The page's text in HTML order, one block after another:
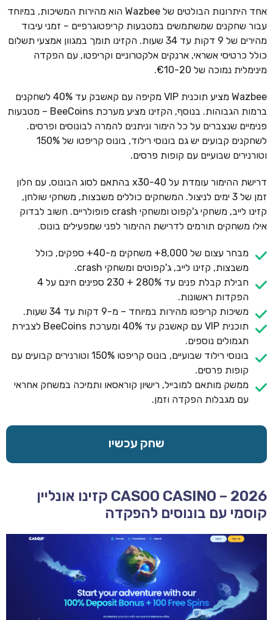
אחד היתרונות הבולטים של Wazbee הוא מהירות המשיכות, במיוחד
עבור שחקנים שמשתמשים במטבעות קריפטוגרפיים – זמני עיבוד
מהירים של 9 דקות עד 34 שעות. הקזינו תומך במגוון אמצעי תשלום
כולל כרטיסי אשראי, ארנקים אלקטרוניים וקריפטו, עם הפקדה
מינימלית נמוכה של €10-20.
Wazbee מציע תוכנית VIP מקיפה עם קאשבק עד 40% לשחקנים
ברמות הגבוהות. בנוסף, הקזינו מציע מערכת BeeCoins – מטבעות
פנימיים שנצברים על כל הימור וניתנים להמרה לבונוסים ופרסים.
לשחקנים קבועים יש גם בונוסי רילוד, בונוס קריפטו של 150%
וטורנירים שבועיים עם קופות פרסים.
דרישת ההימור עומדת על x30-40 בהתאם לסוג הבונוס, עם חלון
זמן של 3 ימים לניצול. המשחקים כוללים משבצות, משחקי שולחן,
קזינו לייב, משחקי ג'קפוט ומשחקי crash פופולריים. חשוב לבדוק
אילו משחקים תורמים לדרישת ההימור לפני שמפעילים בונוס.
מבחר עצום של 8,000+ משחקים מ-40+ ספקים, כולל
משבצות, קזינו לייב, ג'קפוטים ומשחקי crash.
חבילת קבלת פנים עד 280% + 230 ספינים חינם על 4
הפקדות ראשונות.
משיכות קריפטו מהירות במיוחד – מ-9 דקות עד 34 שעות.
תוכנית VIP עם קאשבק עד 40% ומערכת BeeCoins לצבירת
תגמולים נוספים.
בונוסי רילוד שבועיים, בונוס קריפטו 150% וטורנירים קבועים עם
קופות פרסים.
ממשק מותאם למובייל, רישיון קוראסאו ותמיכה במשחק אחראי
עם מגבלות הפקדה וזמן.
שחק עכשיו
CASOO CASINO – 2026 קזינו אונליין
קוסמי עם בונוסים להפקדה